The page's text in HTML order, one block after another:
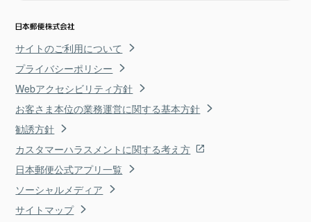
サイトのご利用について
プライバシーポリシー
Webアクセシビリティ方針
お客さま本位の業務運営に関する基本方針
勧誘方針
カスタマーハラスメントに関する考え方
日本郵便公式アプリ一覧
ソーシャルメディア
サイトマップ